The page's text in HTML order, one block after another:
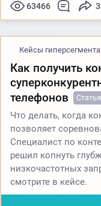
63466
Кейсы
Как получить
телефонов
Статья
Что делать, когда
позволяет
Специалист по
решил копнуть
низкочастотных
смотрите в кейсе.